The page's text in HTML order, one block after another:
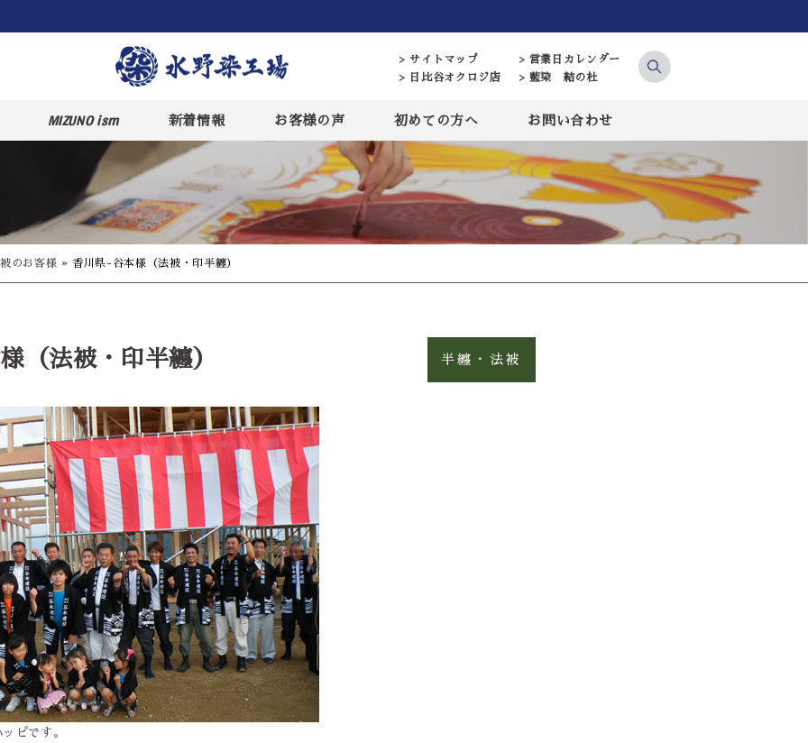
> サイトマップ
> 営業日カレンダー
> 日比谷オクロジ店
> 藍染 結の杜
MIZUNO ism 新着情報 お客様の声 初めての方へ お問い合わせ
のお客様 » 香川県-谷本様（法被・印半纏）
（法被・印半纏） 半纏・法被
ピです。